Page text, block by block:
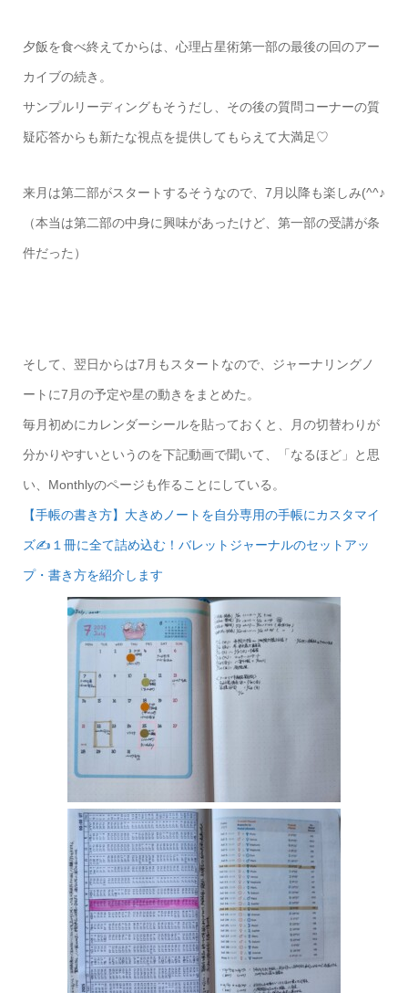
夕飯を食べ終えてからは、心理占星術第一部の最後の回のアー
カイブの続き。
サンプルリーディングもそうだし、その後の質問コーナーの質
疑応答からも新たな視点を提供してもらえて大満足♡
来月は第二部がスタートするそうなので、7月以降も楽しみ(^^♪
（本当は第二部の中身に興味があったけど、第一部の受講が条
件だった）
そして、翌日からは7月もスタートなので、ジャーナリングノ
ートに7月の予定や星の動きをまとめた。
毎月初めにカレンダーシールを貼っておくと、月の切替わりが
分かりやすいというのを下記動画で聞いて、「なるほど」と思
い、Monthlyのページも作ることにしている。
【手帳の書き方】大きめノートを自分専用の手帳にカスタマイ
ズ✍️１冊に全て詰め込む！バレットジャーナルのセットアッ
プ・書き方を紹介します